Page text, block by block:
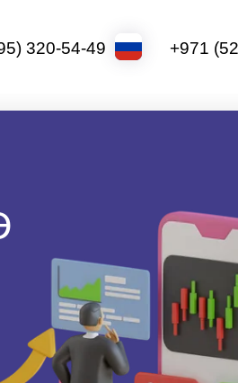
+971
320-54-49